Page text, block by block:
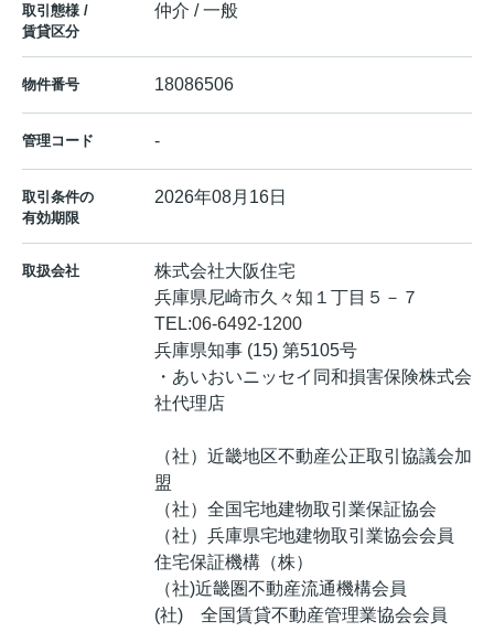
取引態様 /
賃貸区分
仲介 / 一般
物件番号 18086506
管理コード -
取引条件の
有効期限
2026年08月16日
取扱会社
株式会社大阪住宅
兵庫県尼崎市久々知１丁目５－７
TEL:06-6492-1200
兵庫県知事 (15) 第5105号
・あいおいニッセイ同和損害保険株式会
社代理店
（社）近畿地区不動産公正取引協議会加
盟
（社）全国宅地建物取引業保証協会
（社）兵庫県宅地建物取引業協会会員
住宅保証機構（株）
（社)近畿圏不動産流通機構会員
(社) 全国賃貸不動産管理業協会会員